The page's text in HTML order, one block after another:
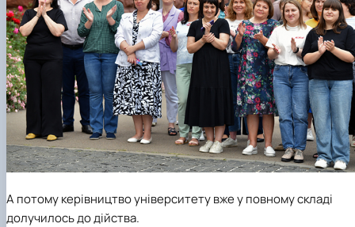
А потому керівництво університету вже у повному складі
долучилось до дійства.